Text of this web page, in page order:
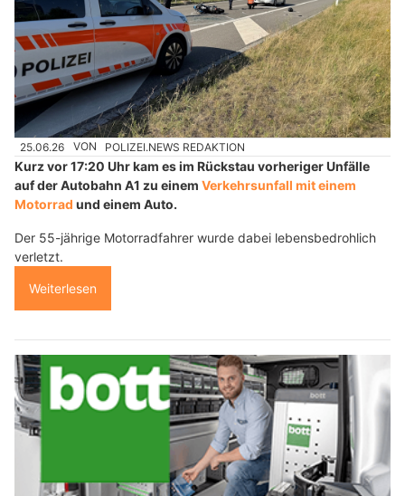
25.06.26 VON POLIZEI.NEWS REDAKTION
Kurz vor 17:20 Uhr kam es im Rückstau vorheriger Unfälle
auf der Autobahn A1 zu einem Verkehrsunfall mit einem
Motorrad und einem Auto.
Der 55-jährige Motorradfahrer wurde dabei lebensbedrohlich
verletzt.
Weiterlesen